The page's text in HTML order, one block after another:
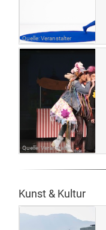
Quelle: Veranstalter
Quelle: Veranstalter
Kunst & Kultur